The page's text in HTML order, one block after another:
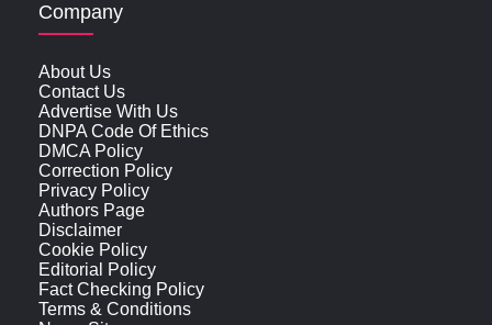
Company
About Us
Contact Us
Advertise With Us
DNPA Code Of Ethics
DMCA Policy
Correction Policy
Privacy Policy
Authors Page
Disclaimer
Cookie Policy
Editorial Policy
Fact Checking Policy
Terms & Conditions